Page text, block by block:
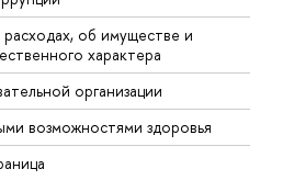
об имуществе и
характера
организации
возможностями здоровья